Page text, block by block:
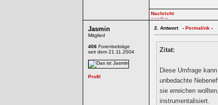
Jasmin
Mitglied
406 Forenbeiträge
seit dem 21.11.2004
2. Antwort - Permalink -
Zitat:
Diese Umfrage
unbedachte
sie erreichen
instrumentalisiert.